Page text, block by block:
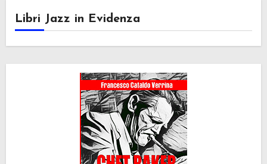
Libri Jazz in Evidenza